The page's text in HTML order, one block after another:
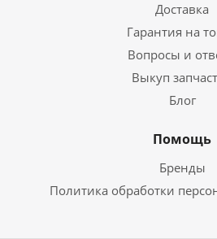
Доставка
Гарантия на
Вопросы и
Выкуп
Блог
Помощь
Бренды
Политика обработки